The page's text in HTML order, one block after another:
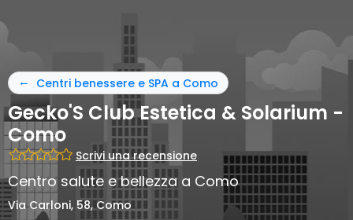
Centri benessere e SPA a Como
Gecko'S Club Estetica & Solarium -
Como
Scrivi una recensione
Centro salute e bellezza a Como
Via Carloni, 58, Como